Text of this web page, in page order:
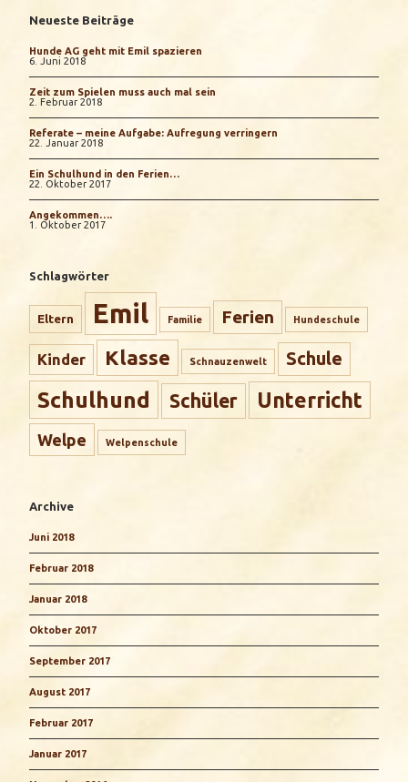
Neueste Beiträge
Hunde AG geht mit Emil spazieren
6. Juni 2018
Zeit zum Spielen muss auch mal sein
2. Februar 2018
Referate – meine Aufgabe: Aufregung verringern
22. Januar 2018
Ein Schulhund in den Ferien…
22. Oktober 2017
Angekommen….
1. Oktober 2017
Schlagwörter
Eltern Emil Familie Ferien Hundeschule
Kinder Klasse Schnauzenwelt Schule
Schulhund Schüler Unterricht
Welpe Welpenschule
Archive
Juni 2018
Februar 2018
Januar 2018
Oktober 2017
September 2017
August 2017
Februar 2017
Januar 2017